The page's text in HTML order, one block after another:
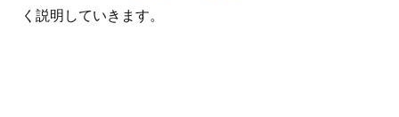
く説明していきます。